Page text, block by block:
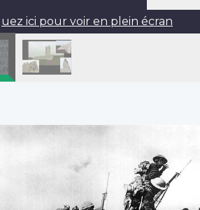
ici pour voir en plein écran